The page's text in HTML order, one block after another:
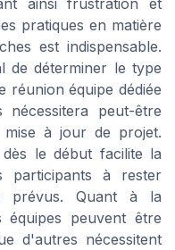
pratiques en matière
est indispensable.
de déterminer le type
réunion équipe dédiée
peut-être
à jour de projet.
le début facilite la
participants à rester
prévus. Quant à la
équipes peuvent être
d'autres nécessitent